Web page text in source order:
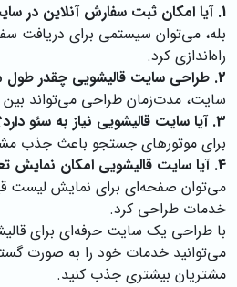
1. آیا امکان ثبت سفارش آنلاین در سایت قالیشویی وجود دارد؟
بله، می‌توان سیستمی برای دریافت
راه‌اندازی کرد.
2. طراحی سایت قالیشویی چقدر طول می‌کشد؟
سایت، مدت‌زمان طراحی می‌تواند بین ۲ تا ۶ هفته متغیر باشد.
3. آیا سایت قالیشویی نیاز به سئو دارد؟
برای موتورهای جستجو باعث جذب
4. آیا سایت قالیشویی امکان نمایش تعرفه خدمات را دارد؟
می‌توان صفحه‌ای برای نمایش لیست
خدمات طراحی کرد.
با طراحی یک سایت حرفه‌ای برای
می‌توانید خدمات خود را به صورت
مشتریان بیشتری جذب کنید.